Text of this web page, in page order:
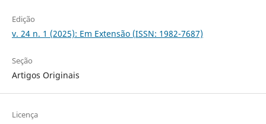
Edição
v. 24 n. 1 (2025): Em Extensão (ISSN: 1982-7687)
Seção
Artigos Originais
Licença